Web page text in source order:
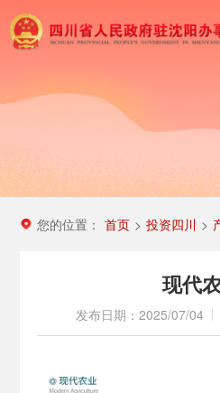
首页
投资四川
您的位置： 首页 > 投资四川 >
现代
发布日期：2025/07/04